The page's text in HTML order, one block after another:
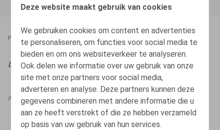
Deze website maakt gebruik van cookies
We gebruiken cookies om content en advertenties
te personaliseren, om functies voor social media te
bieden en om ons websiteverkeer te analyseren.
Ook delen we informatie over uw gebruik van onze
site met onze partners voor social media,
adverteren en analyse. Deze partners kunnen deze
gegevens combineren met andere informatie die u
aan ze heeft verstrekt of die ze hebben verzameld
op basis van uw gebruik van hun services.
PRESSROOM 20.06.2023
L’Echo,20/06/2023, p. 15
AUTEURS
Sarah Cluydts